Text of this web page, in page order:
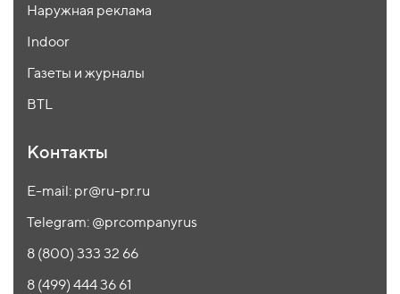
Наружная реклама
Indoor
Газеты и журналы
BTL
Контакты
E-mail: pr@ru-pr.ru
Telegram: @prcompanyrus
8 (800) 333 32 66
8 (499) 444 36 61